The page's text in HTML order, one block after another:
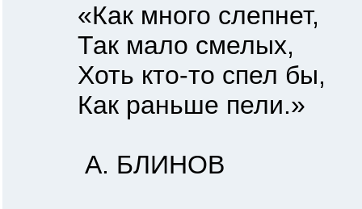
«Как много слепнет,
Так мало смелых,
Хоть кто-то спел бы,
Как раньше пели.»
А. БЛИНОВ